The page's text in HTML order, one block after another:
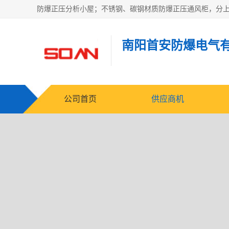
南阳首安防爆电气
公司首页 供应商机